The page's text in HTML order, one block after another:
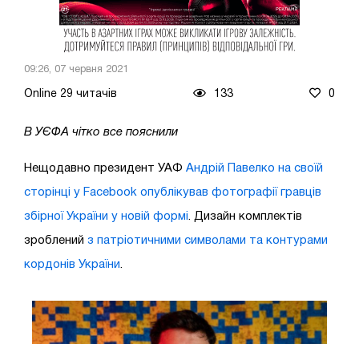
09:26, 07 червня 2021
Online 29 читачів 133 0
В УЄФА чітко все пояснили
Нещодавно президент УАФ Андрій Павелко на своїй
сторінці у Facebook опублікував фотографії гравців
збірної України у новій формі . Дизайн комплектів
зроблений з патріотичними символами та контурами
кордонів України